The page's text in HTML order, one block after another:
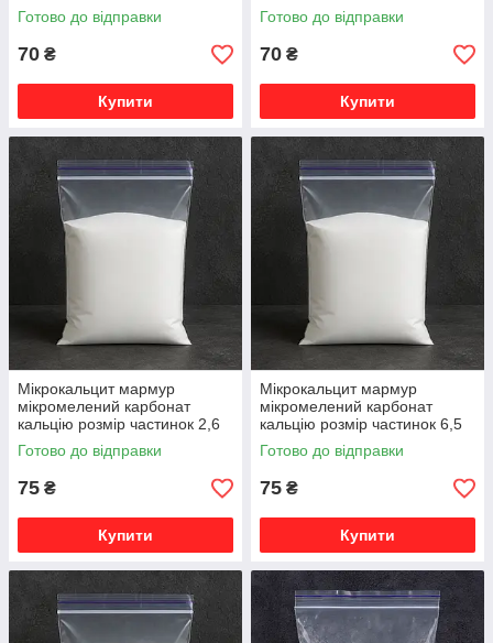
Готово до відправки
70 ₴
Купити
Готово до відправки
70 ₴
Купити
Мікрокальцит мармур
мікромелений карбонат
кальцію розмір частинок 2,6
мкм 1кг SKOVEN
Готово до відправки
75 ₴
Купити
Мікрокальцит мармур
мікромелений карбонат
кальцію розмір частинок 6,5
мкм 1кг SKOVEN
Готово до відправки
75 ₴
Купити